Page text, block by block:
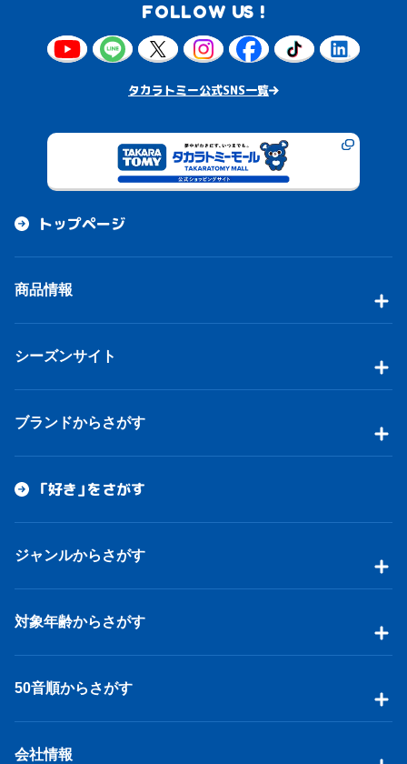
FOLLOW US !
タカラトミー公式SNS一覧
トップページ
商品情報
シーズンサイト
ブランドからさがす
「好き」をさがす
ジャンルからさがす
対象年齢からさがす
50音順からさがす
会社情報